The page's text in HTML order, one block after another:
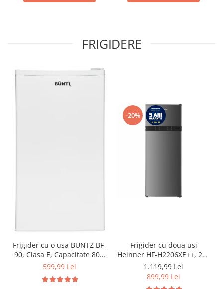
FRIGIDERE
Frigider cu o usa BUNTZ BF-
90, Clasa E, Capacitate 80L,
Iluminare interioara,
cm, Alb
599,99 Lei
-20%
Frigider cu doua usi
Heinner HF-H2206XE++, 206
l, Clasa E, lumina LED, 3
rafturi de sticla, H 143 cm,
Inox
1.119,99 Lei
899,99 Lei